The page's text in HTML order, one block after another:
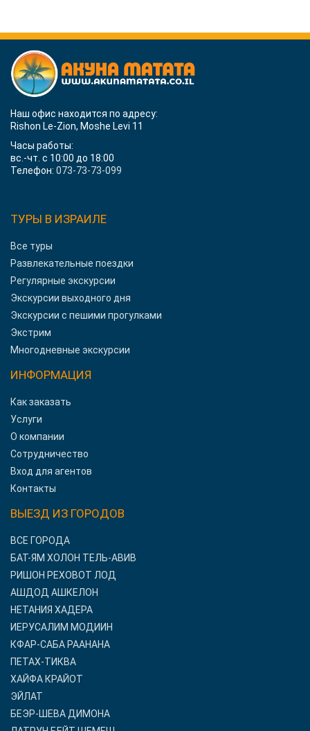
Наш офис находится по адресу:
Rishon Le-Zion, Moshe Levi 11
Часы работы:
вс.-чт. с 10:00 до 18:00
Телефон: 073-73-73-099
ТУРЫ В ИЗРАИЛЕ
Все туры
Развлекательные поездки
Регулярные экскурсии
Экскурсии выходного дня
Экскурсии с пешими прогулками
Экстрим
Многодневные экскурсии
ИНФОРМАЦИЯ
Как заказать
Услуги
О компании
Сотрудничество
Вход для агентов
Контакты
ВЫЕЗД ИЗ ГОРОДОВ
ВСЕ ГОРОДА
БАТ-ЯМ ХОЛОН ТЕЛЬ-АВИВ
РИШОН РЕХОВОТ ЛОД
АШДОД АШКЕЛОН
НЕТАНИЯ ХАДЕРА
ИЕРУСАЛИМ МОДИИН
КФАР-САБА РААНАНА
ПЕТАХ-ТИКВА
ХАЙФА КРАЙОТ
ЭЙЛАТ
БЕЭР-ШЕВА ДИМОНА